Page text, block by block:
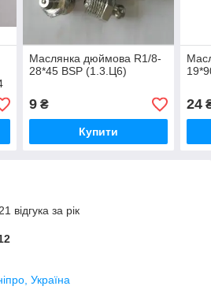
Маслянка дюймова R1/8-
28*45 BSP (1.3.Ц6)
9₴
Купити
24
відгука за рік
Україна